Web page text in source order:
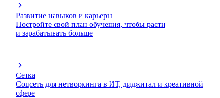
Развитие навыков и карьеры
Постройте свой план обучения, чтобы расти
и зарабатывать больше
Сетка
Соцсеть для нетворкинга в ИТ, диджитал и креативной
сфере